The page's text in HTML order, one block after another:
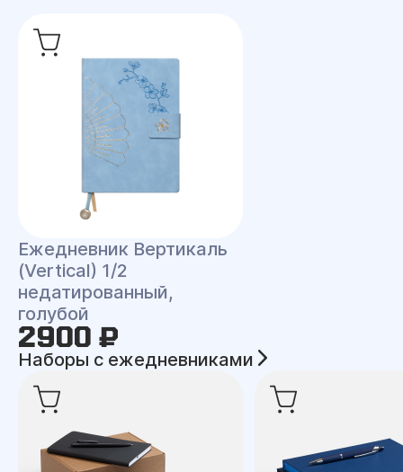
Ежедневник Вертикаль
(Vertical) 1/2
недатированный,
голубой
2900 ₽
Наборы с ежедневниками